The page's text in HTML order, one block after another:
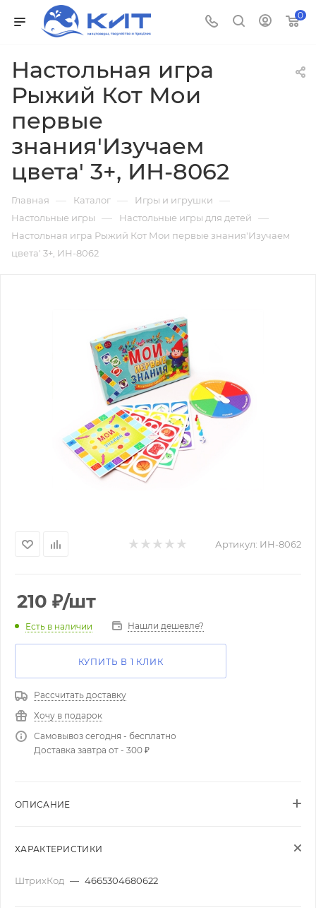
0
Настольная игра
Рыжий Кот Мои
первые
знания'Изучаем
цвета' 3+, ИН-8062
Главная — Каталог — Игры и игрушки —
Настольные игры — Настольные игры для детей —
Настольная игра Рыжий Кот Мои первые знания'Изучаем
цвета' 3+, ИН-8062
Артикул: ИН-8062
210 ₽/шт
Есть в наличии Нашли дешевле?
КУПИТЬ В 1 КЛИК
Рассчитать доставку
Хочу в подарок
Самовывоз сегодня - бесплатно
Доставка завтра от - 300 ₽
ОПИСАНИЕ
ХАРАКТЕРИСТИКИ
ШтрихКод — 4665304680622